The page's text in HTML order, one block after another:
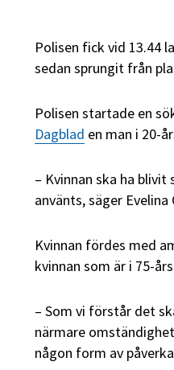
Polisen fick vid 13.44
sedan sprungit från
Polisen startade en
Dagblad en man i 20-
– Kvinnan ska ha
använts, säger
Kvinnan fördes med
kvinnan som är i 75-
– Som vi förstår det
närmare
någon form av